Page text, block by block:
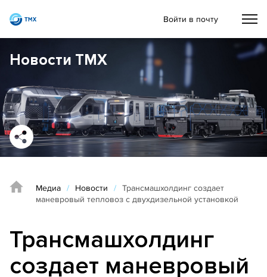
Войти в почту
Новости ТМХ
Медиа / Новости / Трансмашхолдинг создает
маневровый тепловоз с двухдизельной установкой
Трансмашхолдинг
создает маневровый